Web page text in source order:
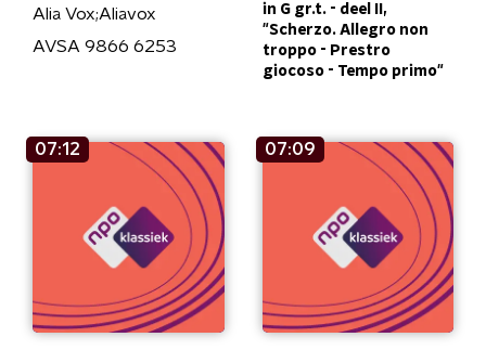
Alia Vox;Aliavox
AVSA 9866 6253
in G gr.t. - deel II,
"Scherzo. Allegro non
troppo - Prestro
giocoso - Tempo primo"
07:12 07:09